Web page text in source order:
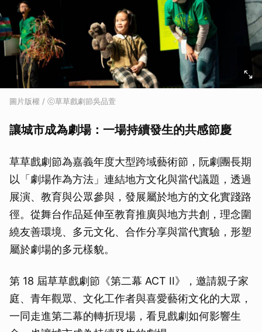
圖片版權 / ⓒ草草戲劇節吳品萱
讓城市成為劇場：一場持續發生的共感節慶
草草戲劇節為嘉義年度大型跨域藝術節，阮劇團長期
以「劇場作為方法」連結地方文化與當代議題，透過
展演、教育與公眾參與，發展屬於地方的文化實踐路
徑。從舞台作品延伸至教育推廣與地方共創，理念圍
繞友善環境、多元文化、合作分享與當代實驗，形塑
屬於劇場的多元樣貌。
第 18 屆草草戲劇節《第二幕 ACT II》，邀請親子家
庭、青年觀眾、文化工作者與喜愛藝術文化的大眾，
一同走進第二幕的轉折現場，看見戲劇如何影響生